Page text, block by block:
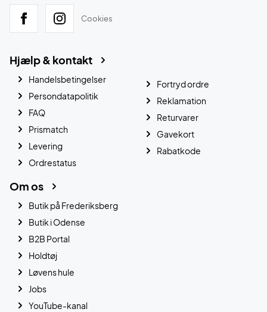
Cookies
Hjælp & kontakt
Handelsbetingelser
Persondatapolitik
FAQ
Prismatch
Levering
Ordrestatus
Fortryd ordre
Reklamation
Returvarer
Gavekort
Rabatkode
Om os
Butik på Frederiksberg
Butik i Odense
B2B Portal
Holdtøj
Løvens hule
Jobs
YouTube-kanal